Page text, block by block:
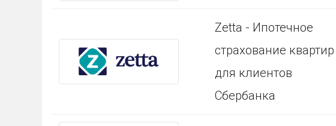
Zetta - Ипотечное
страхование квартир
для клиентов
Сбербанка